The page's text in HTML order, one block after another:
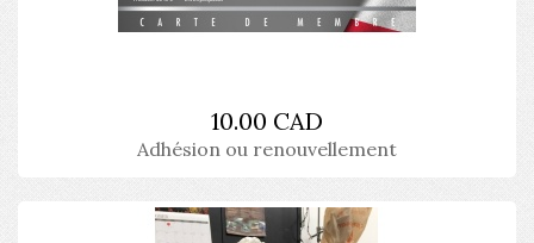
10.00 CAD
Adhésion ou renouvellement